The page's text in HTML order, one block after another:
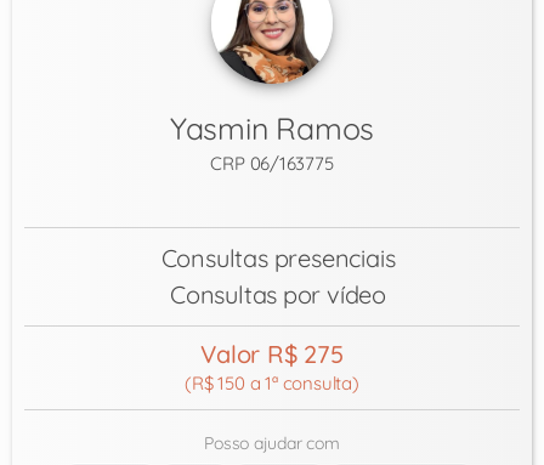
Yasmin Ramos
CRP 06/163775
Consultas presenciais
Consultas por vídeo
Valor R$ 275
(R$ 150 a 1ª consulta)
Posso ajudar com